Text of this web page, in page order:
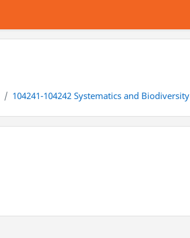
104241-104242 Systematics and Biodiversity